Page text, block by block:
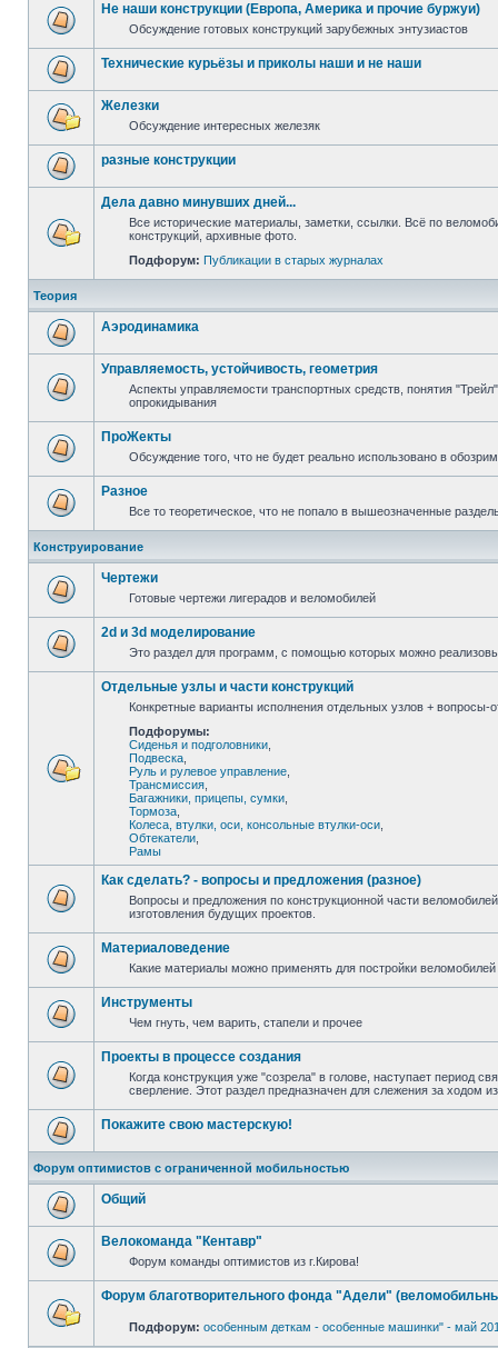
Не наши конструкции (Европа, Америка и прочие буржуи)
Обсуждение готовых конструкций зарубежных энтузиастов
Технические курьёзы и приколы наши и не наши
Железки
Обсуждение интересных железяк
разные конструкции
Дела давно минувших дней...
Все исторические материалы, заметки, ссылки. Всё по
конструкций, архивные фото.
Подфорум: Публикации в старых журналах
Теория
Аэродинамика
Управляемость, устойчивость, геометрия
Аспекты управляемости транспортных средств, понятия
опрокидывания
ПроЖекты
Обсуждение того, что не будет реально использовано в
Разное
Все то теоретическое, что не попало в вышеозначенные
Конструирование
Чертежи
Готовые чертежи лигерадов и веломобилей
2d и 3d моделирование
Это раздел для программ, с помощью которых можно
Отдельные узлы и части конструкций
Конкретные варианты исполнения отдельных узлов + вопросы-
Подфорумы:
Сиденья и подголовники
Подвеска
Руль и рулевое управление
Трансмиссия
Багажники, прицепы, сумки
Тормоза
Колеса, втулки, оси, консольные втулки-оси
Обтекатели
Рамы
Как сделать? - вопросы и предложения (разное)
Вопросы и предложения по конструкционной части
изготовления будущих проектов.
Материаловедение
Какие материалы можно применять для постройки
Инструменты
Чем гнуть, чем варить, стапели и прочее
Проекты в процессе создания
Когда конструкция уже "созрела" в голове, наступает период
сверление. Этот раздел предназначен для слежения за ходом
Покажите свою мастерскую!
Форум оптимистов с ограниченной мобильностью
Общий
Велокоманда "Кентавр"
Форум команды оптимистов из г.Кирова!
Форум благотворительного фонда "Адели"
Подфорум: особенным деткам - особенные машинки" - май